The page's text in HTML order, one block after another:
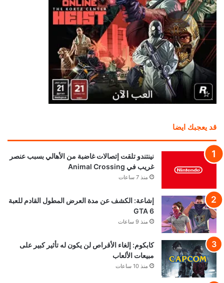
قد يعجبك ايضا
نينتندو تلقت إتصالات غاضبة من الأهالي بسبب عنصر
غريب في Animal Crossing
منذ 7 ساعات
إشاعة: الكشف عن مدة العرض المطول القادم للعبة
GTA 6
منذ 9 ساعات
كابكوم: إلغاء الأقراص لن يكون له تأثير كبير على
مبيعات الألعاب
منذ 10 ساعات